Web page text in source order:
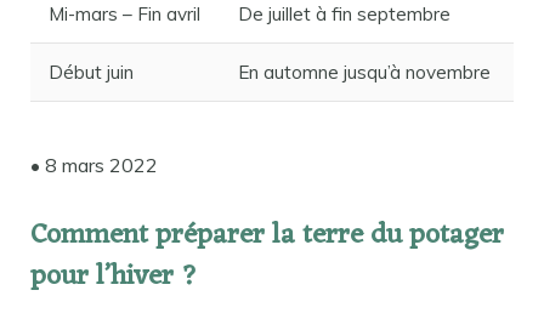
Mi-mars – Fin avril De juillet à fin septembre
Début juin En automne jusqu’à novembre
• 8 mars 2022
Comment préparer la terre du potager
pour l’hiver ?